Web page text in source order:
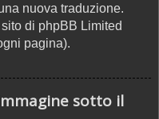
nuova traduzione.
di phpBB Limited
pagina).
sotto il